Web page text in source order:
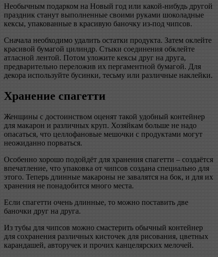
Необычным подарком на Новый год или какой-нибудь другой
праздник станут выполненные своими руками шоколадные
кексы, упакованные в красивую баночку из-под чипсов.
Сначала необходимо удалить остатки продукта. Затем оклейте
красивой бумагой цилиндр. Стыки соединения обклейте
атласной лентой. Потом уложите кексы друг на друга,
предварительно переложив их пергаментной бумагой. Для
декора используйте бусинки, тесьму или различные наклейки.
Хранение спагетти
Женщины с достоинством оценят такой удобный контейнер
для макарон и различных круп. Хозяйкам больше не надо
опасаться, что целлофановые мешочки с продуктами могут
неожиданно порваться.
Особенно хорошо подойдёт для хранения спагетти – создаётся
впечатление, что упаковка от чипсов создана специально для
этого. Теперь длинные макароны не завалятся на бок, и для их
хранения не понадобится много места.
Если спагетти очень длинные, то можно поставить две
баночки друг на друга.
Из тубы для чипсов можно смастерить обычный контейнер
для сохранения различных кисточек для рисования, цветных
карандашей, авторучек и прочих канцелярских мелочей.